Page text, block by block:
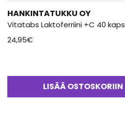
HANKINTATUKKU OY
Vitatabs Laktoferriini +C 40 kaps
24,95€
LISÄÄ OSTOSKORIIN